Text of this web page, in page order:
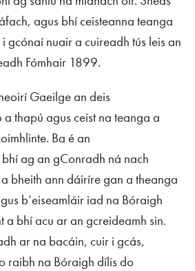
agus bhí ceisteanna teanga
gcónaí nuair a cuireadh tús leis an
Fómhair 1899.
Gaeilge an deis
thapú agus ceist na teanga a
Ba é an
ag an gConradh ná nach
bheith ann dáiríre gan a theanga
b’eiseamláir iad na Bóraigh
a bhí acu ar an gcreideamh sin.
ar na bacáin, cuir i gcás,
raibh na Bóraigh dílis do